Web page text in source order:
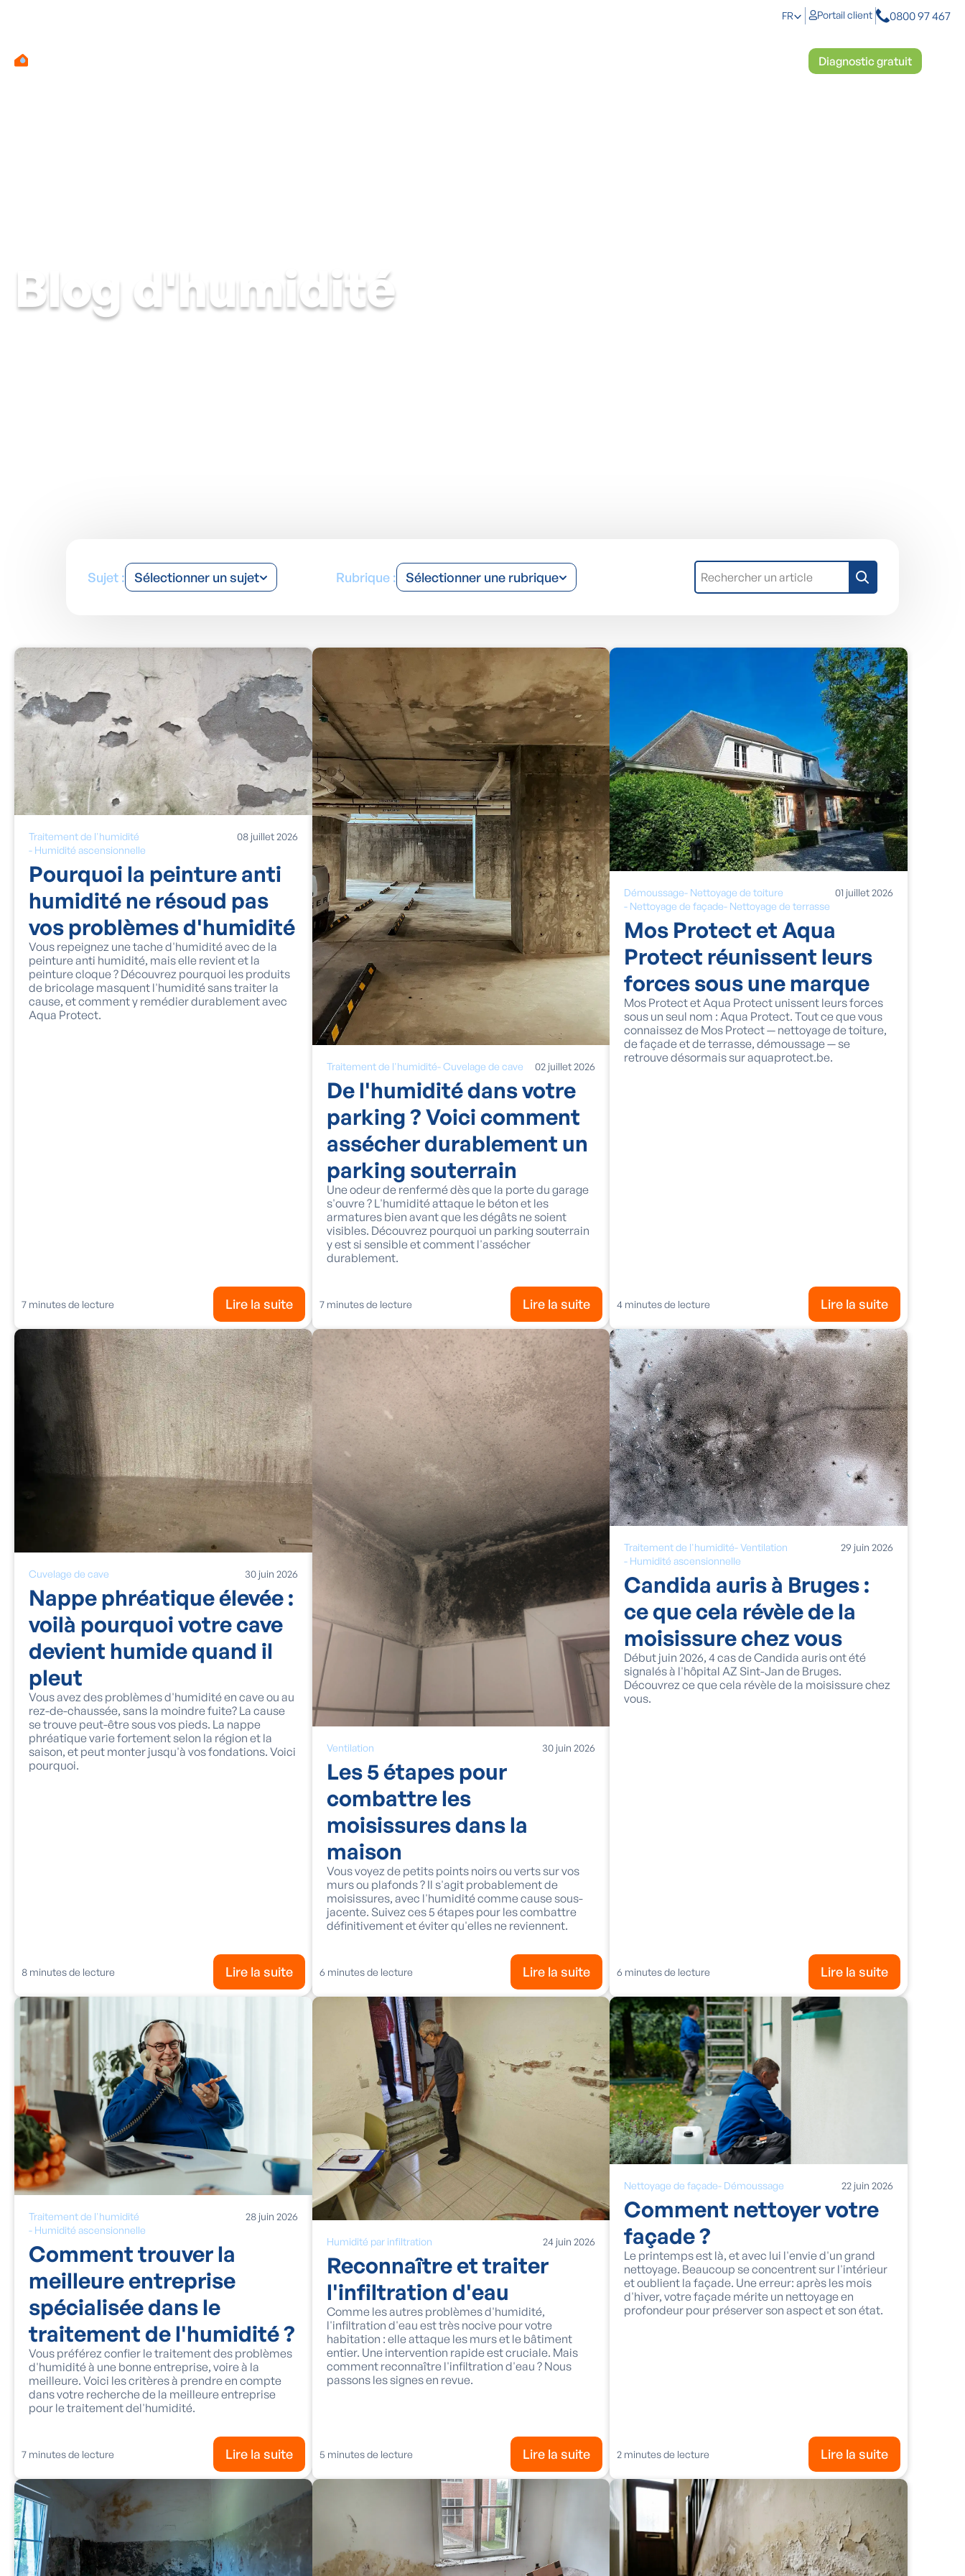
FR Portail client 0800 97 467
Diagnostic gratuit
Blog d'humidité
Sujet : Sélectionner un sujet Rubrique : Sélectionner une rubrique
Traitement de l'humidité
- Humidité ascensionnelle
08 juillet2026
Pourquoi la peinture anti
humidité ne résoud pas
vos problèmes d'humidité
Vous repeignez une tache d'humidité avec de la
peinture anti humidité, mais elle revient et la
peinture cloque ? Découvrez pourquoi les produits
de bricolage masquent l'humidité sans traiter la
cause, et comment y remédier durablement avec
Aqua Protect.
7 minutes de lecture Lire la suite
Traitement de l'humidité-Cuvelage de cave 02 juillet2026
De l'humidité dans votre
parking ? Voici comment
assécher durablement un
parking souterrain
Une odeur de renfermé dès que la porte du garage
s'ouvre ? L'humidité attaque le béton et les
armatures bien avant que les dégâts ne soient
visibles. Découvrez pourquoi un parking souterrain
y est si sensible et comment l'assécher
durablement.
7minutes de lecture Lire la suite
Démoussage- Nettoyage de toiture
- Nettoyage de façade- Nettoyage de terrasse
01 juillet2026
Mos Protect et Aqua
Protect réunissent leurs
forces sous une marque
Mos Protect et Aqua Protect unissent leurs forces
sous un seul nom : Aqua Protect. Tout ce que vous
connaissez de Mos Protect — nettoyage de toiture,
de façade et de terrasse, démoussage — se
retrouve désormais sur aquaprotect.be.
4 minutes de lecture Lire la suite
Cuvelage de cave 30 juin 2026
Nappe phréatique élevée :
voilà pourquoi votre cave
devient humide quand il
pleut
Vous avez des problèmes d'humidité en cave ou au
rez-de-chaussée, sans la moindre fuite? La cause
se trouve peut-être sous vos pieds. La nappe
phréatique varie fortement selon la région et la
saison, et peut monter jusqu'à vos fondations. Voici
pourquoi.
8 minutes de lecture Lire la suite
Ventilation 30 juin 2026
Les 5 étapes pour
combattre les
moisissures dans la
maison
Vous voyez de petits points noirs ou verts sur vos
murs ou plafonds ? Il s'agit probablement de
moisissures, avec l'humidité comme cause sous-
jacente. Suivez ces 5 étapes pour les combattre
définitivement et éviter qu'elles ne reviennent.
6 minutes de lecture Lire la suite
Traitement de l'humidité-Ventilation
- Humidité ascensionnelle
29 juin 2026
Candida auris à Bruges :
ce que cela révèle de la
moisissure chez vous
Début juin 2026, 4 cas de Candida auris ont été
signalés à l'hôpital AZ Sint-Jan de Bruges.
Découvrez ce que cela révèle de la moisissure chez
vous.
6 minutes de lecture Lire la suite
Traitement de l'humidité
- Humidité ascensionnelle
28 juin 2026
Comment trouver la
meilleure entreprise
spécialisée dans le
traitement de l'humidité ?
Vous préférez confier le traitement des problèmes
d'humidité à une bonne entreprise, voire à la
meilleure. Voici les critères à prendre en compte
dans votre recherche de la meilleure entreprise
pour le traitement del'humidité.
7 minutes de lecture Lire la suite
Humidité par infiltration 24 juin 2026
Reconnaître et traiter
l'infiltration d'eau
Comme les autres problèmes d'humidité,
l'infiltration d'eau est très nocive pour votre
habitation : elle attaque les murs et le bâtiment
entier. Une intervention rapide est cruciale. Mais
comment reconnaître l'infiltration d'eau ? Nous
passons les signes en revue.
5 minutes de lecture Lire la suite
Nettoyage de façade- Démoussage 22 juin 2026
Comment nettoyer votre
façade ?
Le printemps est là, et avec lui l'envie d'un grand
nettoyage. Beaucoup se concentrent sur l'intérieur
et oublient la façade. Une erreur: après les mois
d'hiver, votre façade mérite un nettoyage en
profondeur pour préserver son aspect et son état.
2 minutes de lecture Lire la suite